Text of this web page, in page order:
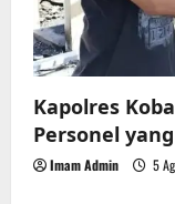
Kapolres
Personel
Imam Admin 5